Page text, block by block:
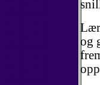
og